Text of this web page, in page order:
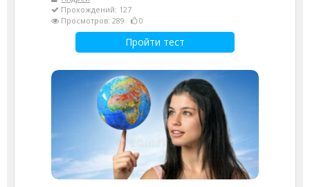
Прохождений: 127
Просмотров: 289
0
Пройти тест